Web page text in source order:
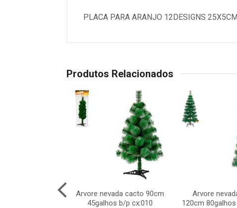
PLACA PARA ARANJO 12DESIGNS 25X5CM
Produtos Relacionados
Arvore nevada cacto 90cm
45galhos b/p cx:010
Arvore
120cm